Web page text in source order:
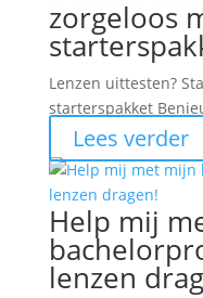
zorgeloos
Lenzen uittesten?
starterspakket
Lees verder
Help mij
lenzen